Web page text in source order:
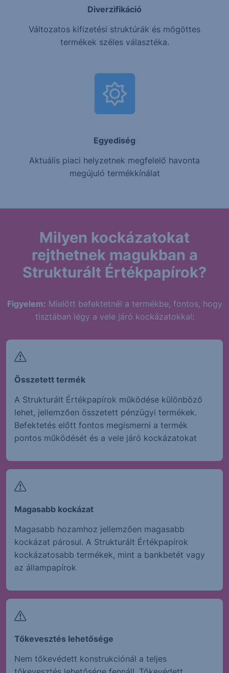
Diverzifikáció
Változatos kifizetési struktúrák és mögöttes
termékek széles választéka.
Egyediség
Aktuális piaci helyzetnek megfelelő havonta
megújuló termékkínálat
Milyen kockázatokat
rejthetnek magukban a
Strukturált Értékpapírok?
Figyelem: Mielőtt befektetnél a termékbe, fontos, hogy
tisztában légy a vele járó kockázatokkal:
Összetett termék
A Strukturált Értékpapírok működése különböző
lehet, jellemzően összetett pénzügyi termékek.
Befektetés előtt fontos megismerni a termék
pontos működését és a vele járó kockázatokat
Magasabb kockázat
Magasabb hozamhoz jellemzően magasabb
kockázat párosul. A Strukturált Értékpapírok
kockázatosabb termékek, mint a bankbetét vagy
az állampapírok
Tőkevesztés lehetősége
Nem tőkevédett konstrukciónál a teljes